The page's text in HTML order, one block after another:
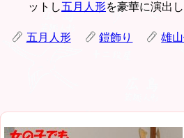
ットし五月人形を豪華に演出し
五月人形 鎧飾り 雄